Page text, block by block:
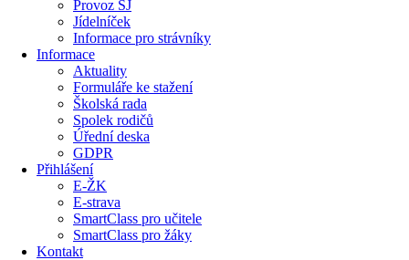
Provoz ŠJ
Jídelníček
Informace pro strávníky
Informace
Aktuality
Formuláře ke stažení
Školská rada
Spolek rodičů
Úřední deska
GDPR
Přihlášení
E-ŽK
E-strava
SmartClass pro učitele
SmartClass pro žáky
Kontakt